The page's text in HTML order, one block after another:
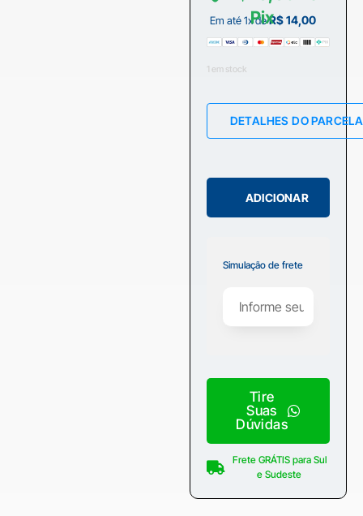
Em até 1x deR$14,00
Pix
1 em stock
DETALHES DO
ADICIONAR
Simulação de frete
Tire
Suas
Dúvidas
Frete GRÁTIS para Sul
e Sudeste